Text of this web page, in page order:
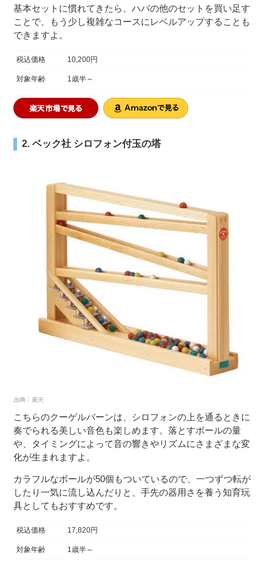
基本セットに慣れてきたら、ハバの他のセットを買い足す
ことで、もう少し複雑なコースにレベルアップすることも
できますよ。
税込価格 10,200円
対象年齢 1歳半～
2. ベック社 シロフォン付玉の塔
こちらのクーゲルバーンは、シロフォンの上を通るときに
奏でられる美しい音色も楽しめます。落とすボールの量
や、タイミングによって音の響きやリズムにさまざまな変
化が生まれますよ。
カラフルなボールが50個もついているので、一つずつ転が
したり一気に流し込んだりと、手先の器用さを養う知育玩
具としてもおすすめです。
税込価格 17,820円
対象年齢 1歳半～